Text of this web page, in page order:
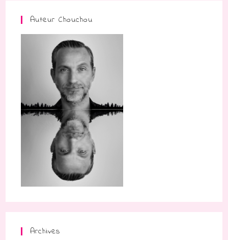
Auteur Chouchou
Archives